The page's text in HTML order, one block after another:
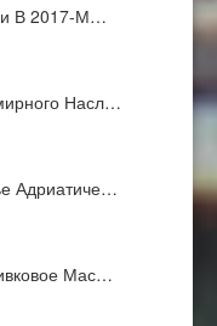
В 2017-М…
Насл…
Адриатиче…
Мас…